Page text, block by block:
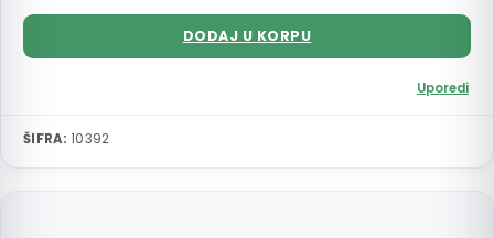
DODAJ U KORPU
Uporedi
ŠIFRA: 10392